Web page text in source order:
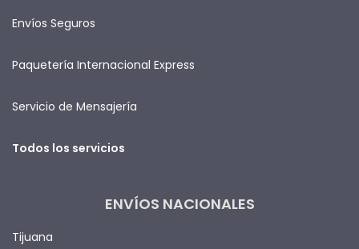
Envíos Seguros
Paquetería Internacional Express
Servicio de Mensajería
Todos los servicios
ENVÍOS NACIONALES
Tijuana